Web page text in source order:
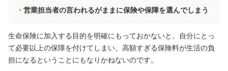
営業担当者の言われるがままに保険や保障を選んでしまう
生命保険に加入する目的を明確にもっておかないと、自分にとっ
て必要以上の保障を付けてしまい、高額すぎる保険料が生活の負
担になるということにもなりかねないのです。